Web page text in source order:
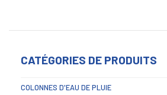
CATÉGORIES DE PRODUITS
COLONNES D'EAU DE PLUIE